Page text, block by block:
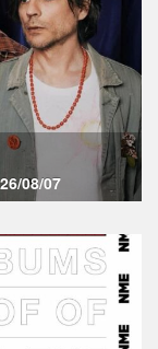
08/07